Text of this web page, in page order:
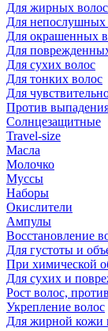
Для жирных волос
Для непослушных
Для окрашенных
Для
Для сухих волос
Для тонких волос
Для
Против
Солнцезащитные
Travel-size
Масла
Молочко
Муссы
Наборы
Окислители
Ампулы
Восстановление
Для густоты и
При химической
Для сухих и
Рост волос,
Укрепление волос
Для жирной кожи